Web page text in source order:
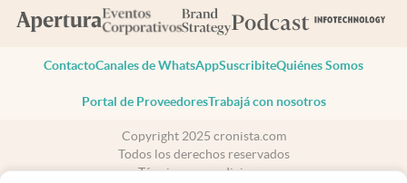
ContactoCanales de WhatsAppSuscribiteQuiénes Somos
Portal de ProveedoresTrabajá con nosotros
Copyright 2025 cronista.com
Todos los derechos reservados
Términos y condiciones